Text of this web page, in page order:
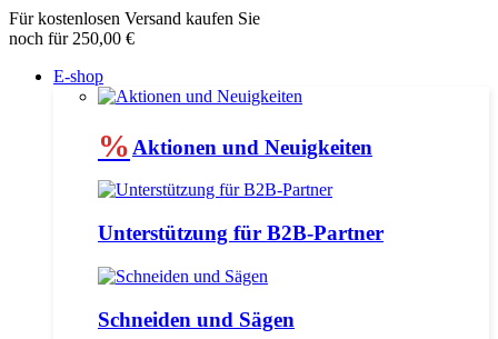
Für kostenlosen Versand kaufen Sie
noch für 250,00 €
E-shop
% Aktionen und Neuigkeiten
Unterstützung für B2B-Partner
Schneiden und Sägen